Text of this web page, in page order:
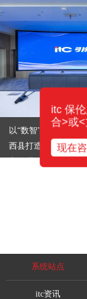
以“数智”赋能善治！
西县打造“一网统管”
市管理更精准高效！
系统站点
itc资讯
itc 保
合>或
现在